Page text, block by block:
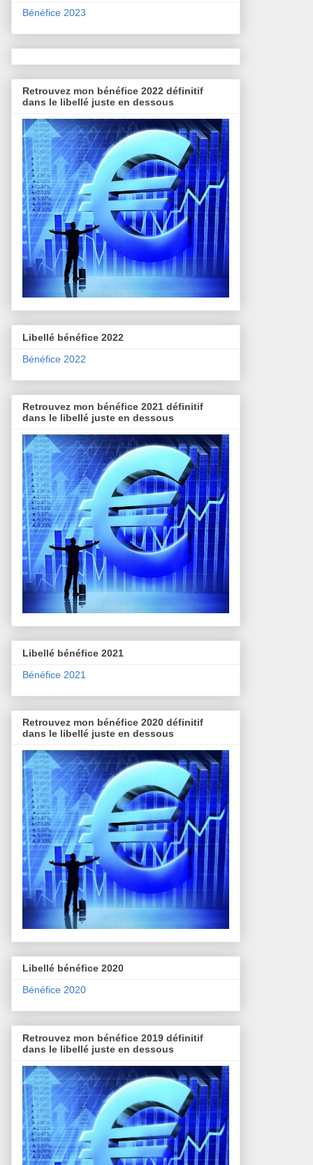
Bénéfice 2023
Retrouvez mon bénéfice 2022 définitif
dans le libellé juste en dessous
Libellé bénéfice 2022
Bénéfice 2022
Retrouvez mon bénéfice 2021 définitif
dans le libellé juste en dessous
Libellé bénéfice 2021
Bénéfice 2021
Retrouvez mon bénéfice 2020 définitif
dans le libellé juste en dessous
Libellé bénéfice 2020
Bénéfice 2020
Retrouvez mon bénéfice 2019 définitif
dans le libellé juste en dessous